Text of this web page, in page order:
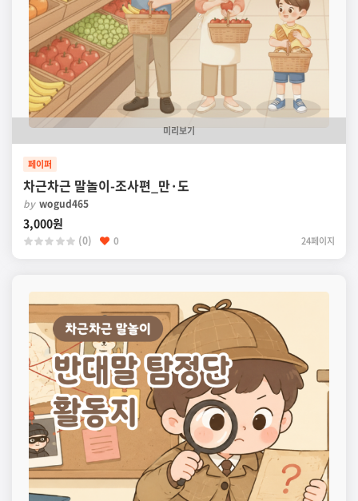
미리보기
페이퍼
차근차근 말놀이-조사편_만·도
by wogud465
3,000원
(0) 0 24페이지